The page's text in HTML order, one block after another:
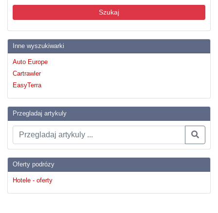
Szukaj
Inne wyszukiwarki
Auto Europe
Cartrawler
EasyTerra
Przegladaj artykuly
Oferty podrózy
Hotele - oferty